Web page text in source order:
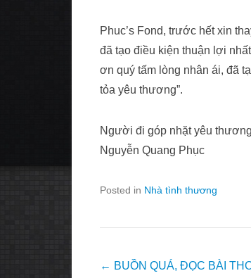
Phuc’s Fond, trước hết xin
đã tạo điều kiện thuận lợi
ơn quý tấm lòng nhân ái, đã
tỏa yêu thương”.
Người đi góp nhặt yêu
Nguyễn Quang Phục
Posted in Nhà tình thương
Post
← BUỒN QUÁ, ĐỌC BÀI